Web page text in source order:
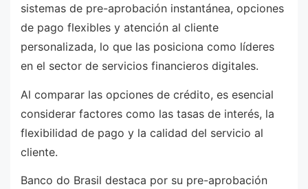
sistemas de pre-aprobación instantánea, opciones
de pago flexibles y atención al cliente
personalizada, lo que las posiciona como líderes
en el sector de servicios financieros digitales.
Al comparar las opciones de crédito, es esencial
considerar factores como las tasas de interés, la
flexibilidad de pago y la calidad del servicio al
cliente.
Banco do Brasil destaca por su pre-aprobación